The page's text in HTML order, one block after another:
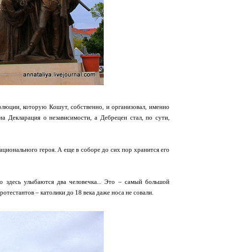
которую Кошут, собственно, и организовал, именно
Декларация о независимости, а Дебрецен стал, по сути,
героя. А еще в соборе до сих пор хранится его
улыбаются два человечка... Это – самый большой
– католики до 18 века даже носа не совали.